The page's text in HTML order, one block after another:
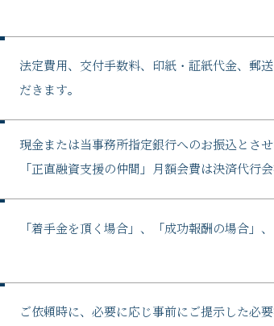
法定費用、交付手数料、印紙・証紙代金、郵
だきます。
現金または当事務所指定銀行へのお振込とさせ
「正直融資支援の仲間」月額会費は決済代行
「着手金を頂く場合」、「成功報酬の場合
ご依頼時に、必要に応じ事前にご提示した必